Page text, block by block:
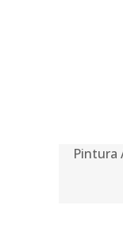
Pintura